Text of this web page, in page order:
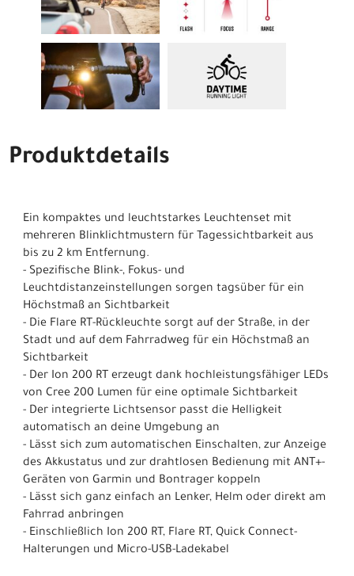
Produktdetails
Ein kompaktes und leuchtstarkes Leuchtenset mit
mehreren Blinklichtmustern für Tagessichtbarkeit aus
bis zu 2 km Entfernung.
- Spezifische Blink-, Fokus- und
Leuchtdistanzeinstellungen sorgen tagsüber für ein
Höchstmaß an Sichtbarkeit
- Die Flare RT-Rückleuchte sorgt auf der Straße, in der
Stadt und auf dem Fahrradweg für ein Höchstmaß an
Sichtbarkeit
- Der Ion 200 RT erzeugt dank hochleistungsfähiger LEDs
von Cree 200 Lumen für eine optimale Sichtbarkeit
- Der integrierte Lichtsensor passt die Helligkeit
automatisch an deine Umgebung an
- Lässt sich zum automatischen Einschalten, zur Anzeige
des Akkustatus und zur drahtlosen Bedienung mit ANT+-
Geräten von Garmin und Bontrager koppeln
- Lässt sich ganz einfach an Lenker, Helm oder direkt am
Fahrrad anbringen
- Einschließlich Ion 200 RT, Flare RT, Quick Connect-
Halterungen und Micro-USB-Ladekabel